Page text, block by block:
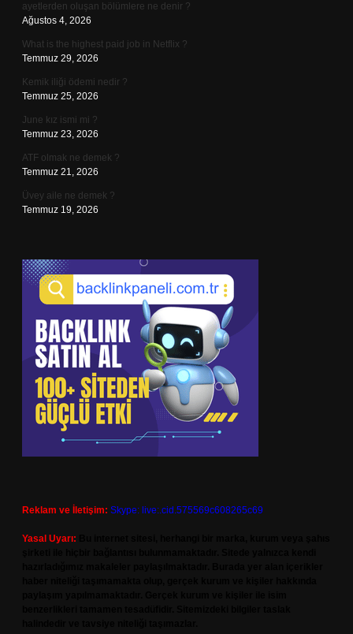
ayetlerden oluşan bölümlere ne denir ?
Ağustos 4, 2026
What is the highest paid job in Netflix ?
Temmuz 29, 2026
Kemik iliği ödemi nedir ?
Temmuz 25, 2026
June kız ismi mi ?
Temmuz 23, 2026
ATF olmak ne demek ?
Temmuz 21, 2026
Üvey aile ne demek ?
Temmuz 19, 2026
Reklam ve İletişim: Skype: live:.cid.575569c608265c69
Yasal Uyarı: